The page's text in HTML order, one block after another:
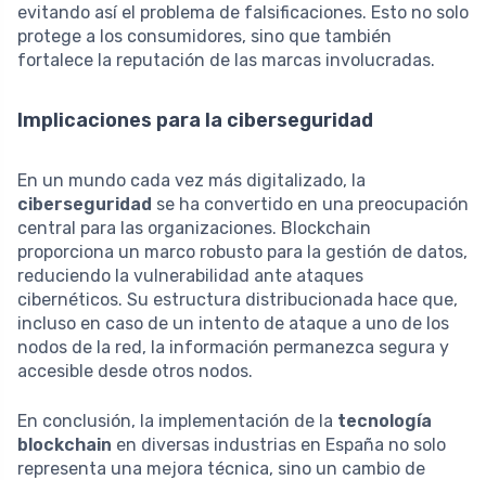
evitando así el problema de falsificaciones. Esto no solo
protege a los consumidores, sino que también
fortalece la reputación de las marcas involucradas.
Implicaciones para la ciberseguridad
En un mundo cada vez más digitalizado, la
ciberseguridad se ha convertido en una preocupación
central para las organizaciones. Blockchain
proporciona un marco robusto para la gestión de datos,
reduciendo la vulnerabilidad ante ataques
cibernéticos. Su estructura distribucionada hace que,
incluso en caso de un intento de ataque a uno de los
nodos de la red, la información permanezca segura y
accesible desde otros nodos.
En conclusión, la implementación de la tecnología
blockchain en diversas industrias en España no solo
representa una mejora técnica, sino un cambio de